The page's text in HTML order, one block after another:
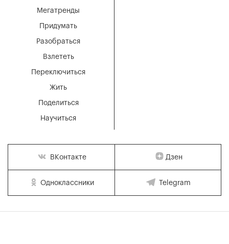
Мегатренды
Придумать
Разобраться
Взлететь
Переключиться
Жить
Поделиться
Научиться
ВКонтакте Дзен
Одноклассники Telegram